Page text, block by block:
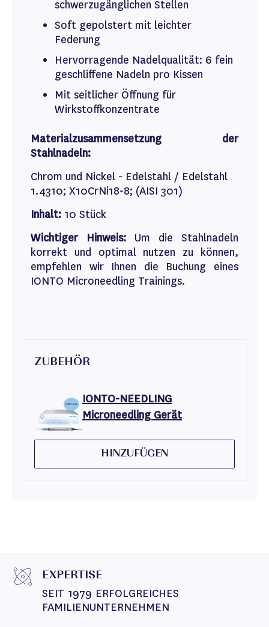
schwerzugänglichen Stellen
Soft gepolstert mit leichter
Federung
Hervorragende Nadelqualität: 6 fein
geschliffene Nadeln pro Kissen
Mit seitlicher Öffnung für
Wirkstoffkonzentrate
Materialzusammensetzung der
Stahlnadeln:
Chrom und Nickel - Edelstahl / Edelstahl
1.4310; X10CrNi18-8; (AISI 301)
Inhalt: 10 Stück
Wichtiger Hinweis: Um die Stahlnadeln
korrekt und optimal nutzen zu können,
empfehlen wir Ihnen die Buchung eines
IONTO Microneedling Trainings.
ZUBEHÖR
IONTO-NEEDLING
Microneedling Gerät
HINZUFÜGEN
EXPERTISE
SEIT 1979 ERFOLGREICHES
FAMILIENUNTERNEHMEN